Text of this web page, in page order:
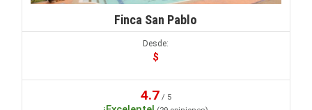
Finca San Pablo
Desde:
$
4.7 / 5